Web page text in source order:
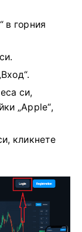
в горния
си,
„Apple“,
кликнете